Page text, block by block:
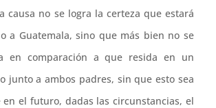
causa no se logra la certeza que estará
a Guatemala, sino que más bien no se
en comparación a que resida en un
junto a ambos padres, sin que esto sea
el futuro, dadas las circunstancias, el